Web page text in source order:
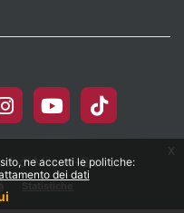
ne accetti le politiche:
dei dati
x
di Milano-Bicocca